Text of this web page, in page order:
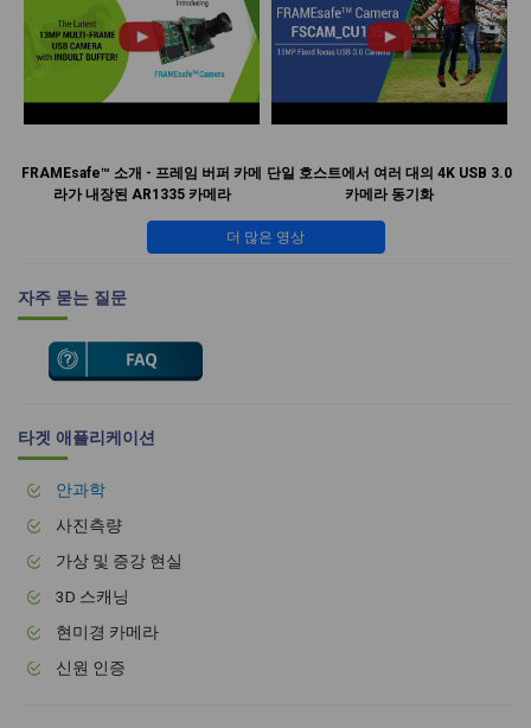
FRAMEsafe™ 소개 - 프레임 버퍼 카메
라가 내장된 AR1335 카메라
단일 호스트에서 여러 대의 4K USB 3.0
카메라 동기화
더 많은 영상
자주 묻는 질문
타겟 애플리케이션
안과학
사진측량
가상 및 증강 현실
3D 스캐닝
현미경 카메라
신원 인증